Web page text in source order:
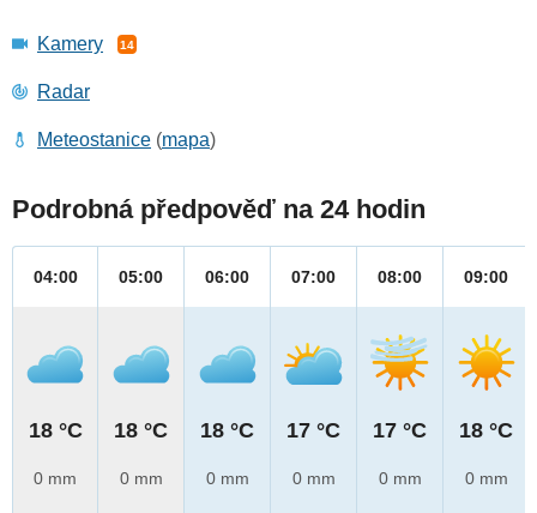
Kamery 14
Radar
Meteostanice (mapa)
Podrobná předpověď na 24 hodin
04:00
18 °C
0 mm
05:00
18 °C
0 mm
06:00
18 °C
0 mm
07:00
17 °C
0 mm
08:00
17 °C
0 mm
09:00
18 °C
0 mm